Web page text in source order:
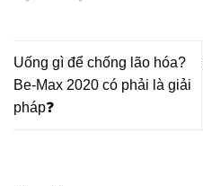
Uống gì để chống lão hóa?
Be-Max 2020 có phải là giải
pháp❓